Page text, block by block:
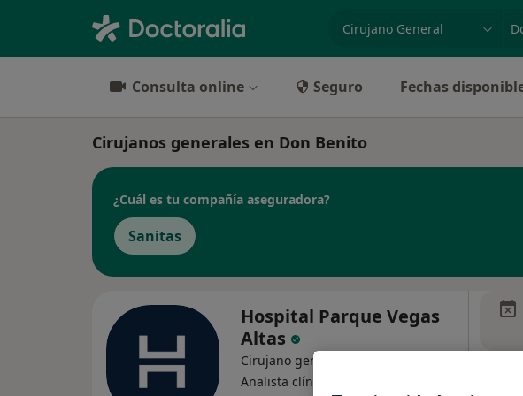
Consulta online Seguro Fechas
Cirujanos generales en Don Benito
¿Cuál es tu compañía aseguradora?
Sanitas
Hospital Parque Vegas
Altas
Cirujano general, Alergólogo,
Analista clínico